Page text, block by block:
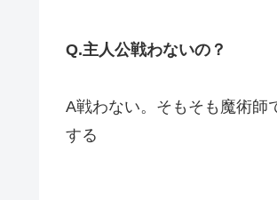
Q.主人公戦わないの？
A戦わない。そもそも魔術師
する